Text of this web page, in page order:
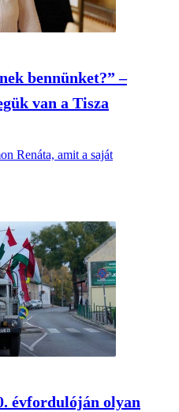
bennünket?” –
van a Tisza
Renáta, amit a saját
évfordulóján olyan